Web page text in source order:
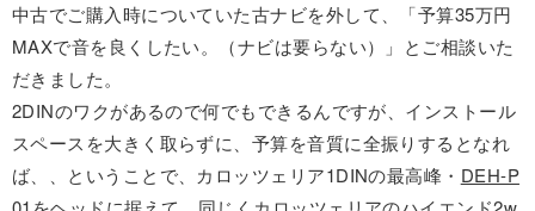
中古でご購入時についていた古ナビを外して、「予算35万円
MAXで音を良くしたい。（ナビは要らない）」とご相談いた
だきました。
2DINのワクがあるので何でもできるんですが、インストール
スペースを大きく取らずに、予算を音質に全振りするとなれ
ば、、ということで、カロッツェリア1DINの最高峰・ DEH-P